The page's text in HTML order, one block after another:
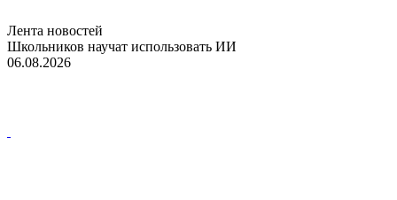
Лента новостей
Школьников научат использовать ИИ
06.08.2026